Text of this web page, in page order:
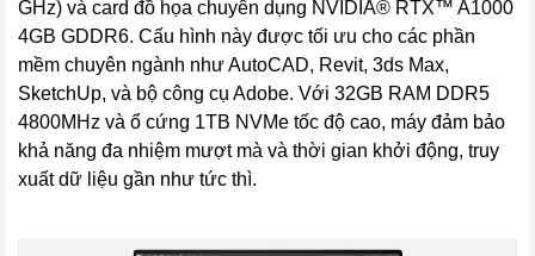
GHz) và card đồ họa chuyên dụng NVIDIA® RTX™ A1000
4GB GDDR6. Cấu hình này được tối ưu cho các phần
mềm chuyên ngành như AutoCAD, Revit, 3ds Max,
SketchUp, và bộ công cụ Adobe. Với 32GB RAM DDR5
4800MHz và ổ cứng 1TB NVMe tốc độ cao, máy đảm bảo
khả năng đa nhiệm mượt mà và thời gian khởi động, truy
xuất dữ liệu gần như tức thì.